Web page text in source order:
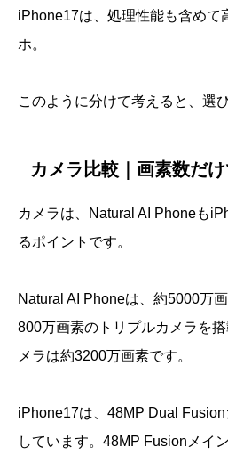
iPhone17は、処理性能も含めて
ホ。
このように分けて考えると、選
カメラ比較｜画素数だ
カメラは、Natural AI Phoneも
るポイントです。
Natural AI Phoneは、約5000万
800万画素のトリプルカメラを
メラは約3200万画素です。
iPhone17は、48MP Dual
しています。48MP Fusionメイ